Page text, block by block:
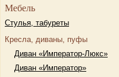
Мебель
Стулья, табуреты
Кресла, диваны, пуфы
Диван «Император-Люкс»
Диван «Император»